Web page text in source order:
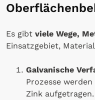
Es gibt viele Wege,
Einsatzgebiet,
Galvanische
Prozesse
Zink